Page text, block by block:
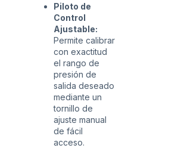
Piloto de
Control
Ajustable:
Permite calibrar
con exactitud
el rango de
presión de
salida deseado
mediante un
tornillo de
ajuste manual
de fácil
acceso.